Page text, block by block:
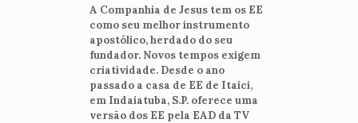
A Companhia de Jesus tem os EE
como seu melhor instrumento
apostólico, herdado do seu
fundador. Novos tempos exigem
criatividade. Desde o ano
passado a casa de EE de Itaici,
em Indaiatuba, S.P. oferece uma
versão dos EE pela EAD da TV